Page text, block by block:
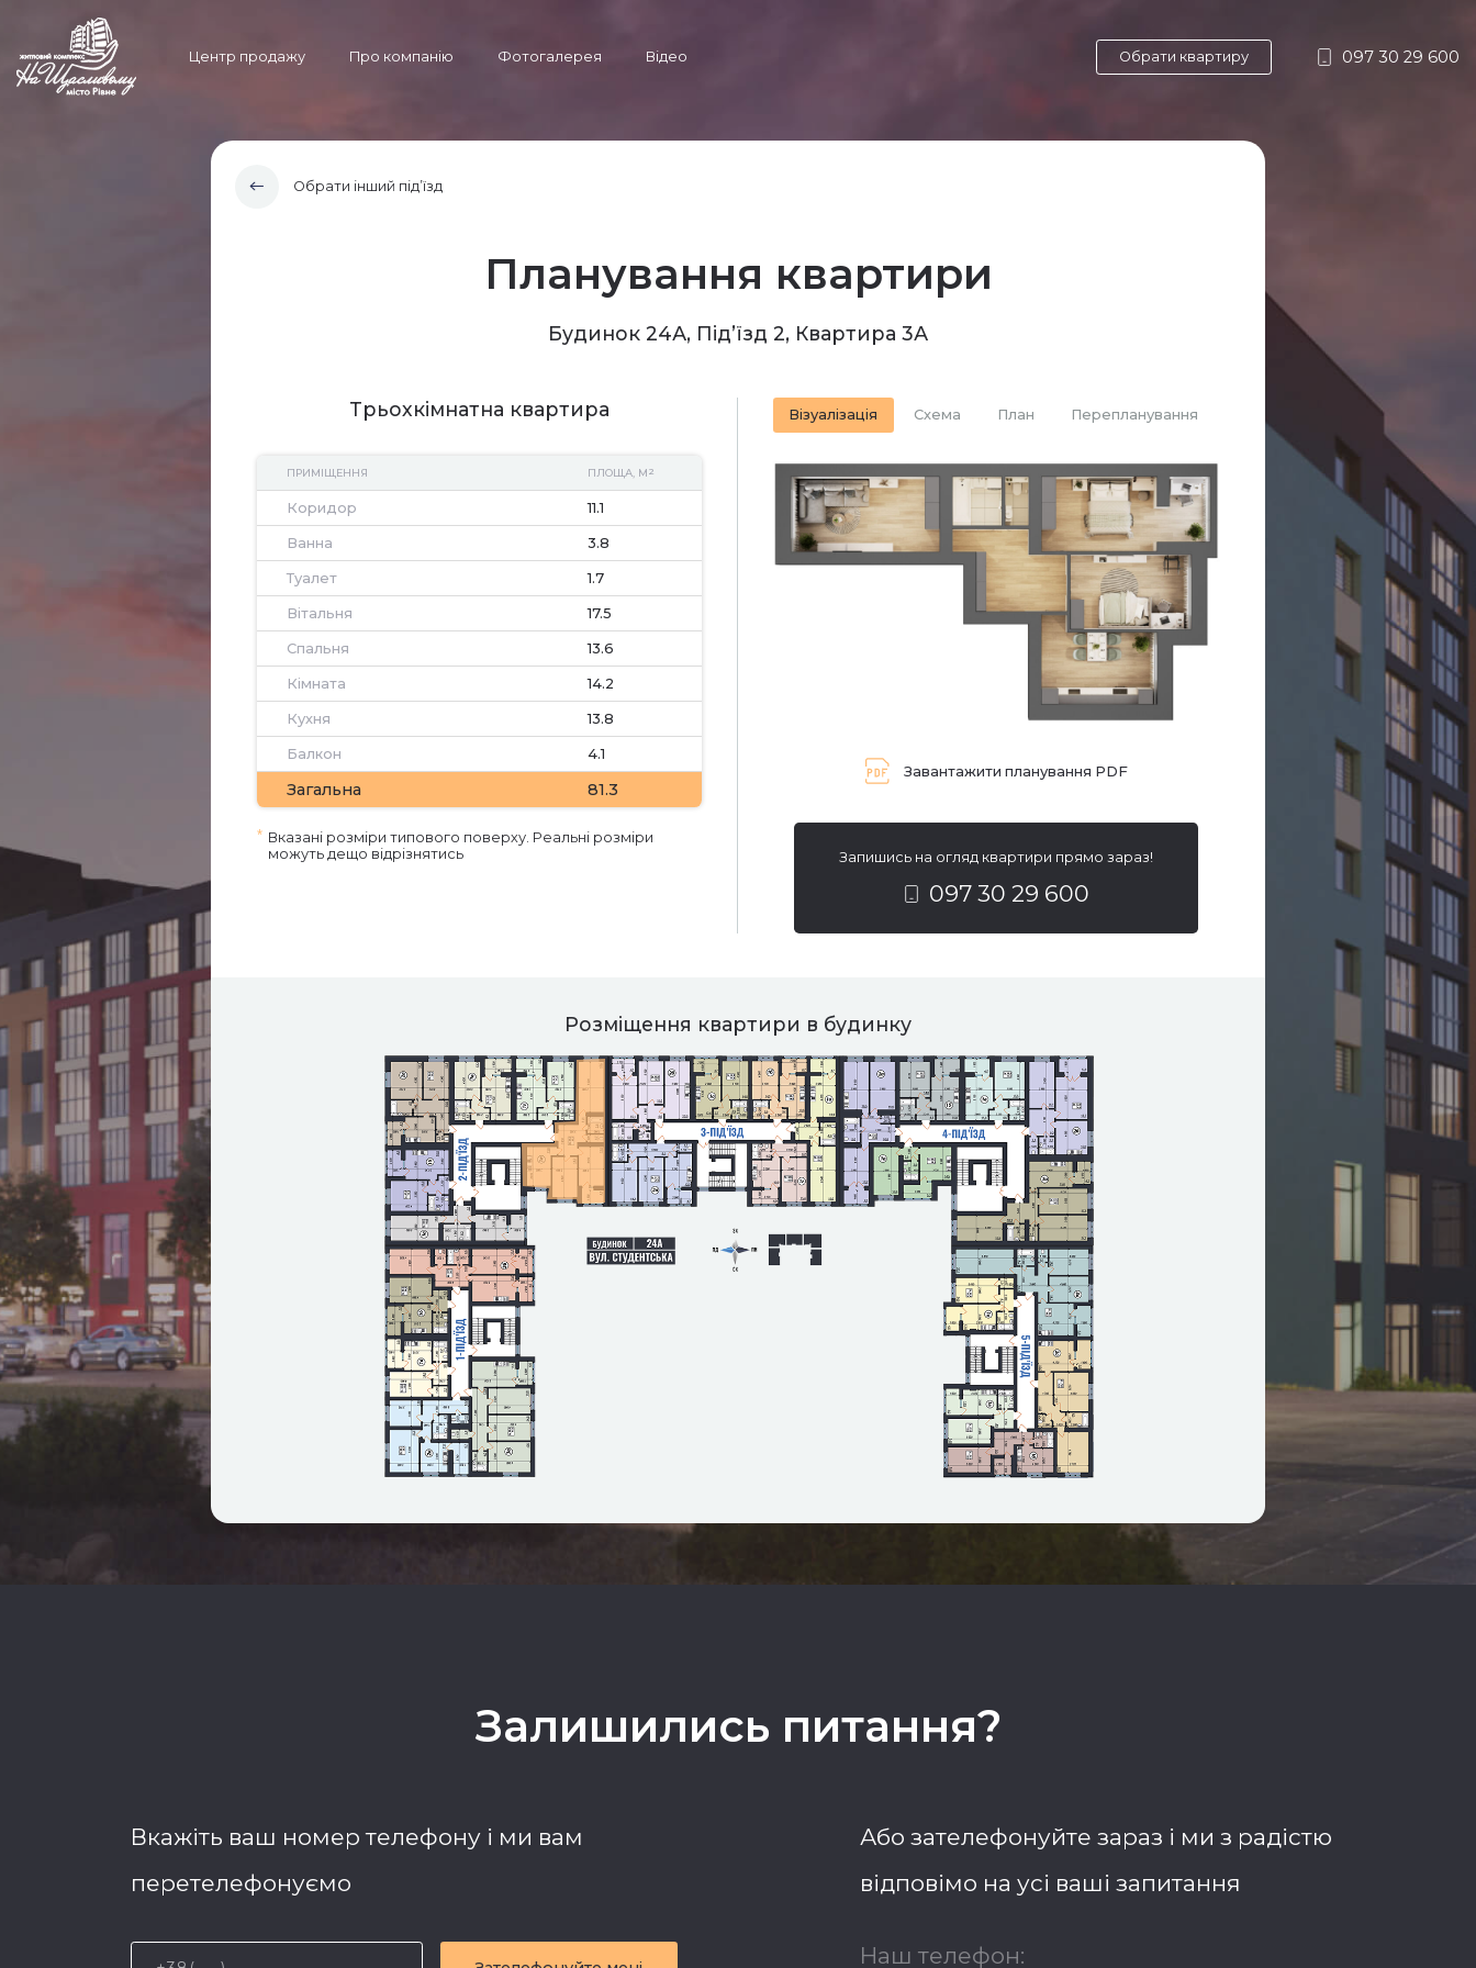
Центр продажу Про компанію Фотогалерея Відео Обрати квартиру 097 30 29 600
Обрати інший під’їзд
Планування квартири
Будинок 24А, Під’їзд 2, Квартира 3А
Трьохкімнатна квартира
ПРИМІЩЕННЯ ПЛОЩА, М 2
Коридор 11.1
Ванна 3.8
Туалет 1.7
Вітальня 17.5
Спальня 13.6
Кімната 14.2
Кухня 13.8
Балкон 4.1
Загальна 81.3
* Вказані розміри типового поверху. Реальні розміри
можуть дещо відрізнятись
Візуалізація Схема План Перепланування
Завантажити планування PDF
Запишись на огляд квартири прямо зараз!
097 30 29 600
Розміщення квартири в будинку
Залишились питання?
Вкажіть ваш номер телефону і ми вам
перетелефонуємо
Або зателефонуйте зараз і ми з радістю
відповімо на усі ваші запитання
Наш телефон: